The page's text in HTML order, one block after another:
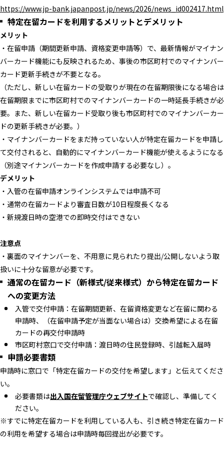
https://www.jp-bank.japanpost.jp/news/2026/news_id002417.html
特定在留カードを利用するメリットとデメリット
メリット
・在留申請（期間更新申請、資格変更申請等）で、最新情報がマイナン
バーカード機能にも反映されるため、事後の市区町村でのマイナンバー
カード更新手続きが不要となる。
（ただし、新しい在留カードの受取りが現在の在留期限後になる場合は
在留期限までに市区町村でのマイナンバーカードの一時延長手続きが必
要。また、新しい在留カード受取り後も市区町村でのマイナンバーカー
ドの更新手続きが必要。）
・マイナンバーカードをまだ持っていない人が特定在留カードを申請し
て交付されると、自動的にマイナンバーカード機能が使えるようになる
（別途マイナンバーカードを作成申請する必要なし）。
デメリット
​​​​・入管の在留申請オンラインシステムでは申請不可
・通常の在留カードより審査日数が10日程度長くなる
・新規渡日時の空港での即時交付はできない
注意点
・裏面のマイナンバーを、不用意に見られたり提出/公開しないよう取
扱いに十分な留意が必要です。
通常の在留カード（新様式/従来様式）から特定在留カード
への変更方法
入管で交付申請：在留期間更新、在留資格変更など在留に関わる
申請時、（在留申請予定が当面ない場合は）交換希望による在留
カードの再交付申請時
市区町村窓口で交付申請：渡日時の住民登録時、引越転入届時
申請必要書類
申請時に窓口で「特定在留カードの交付を希望します」と伝えてくださ
い。
必要書類は出入国在留管理庁ウェブサイトで確認し、準備してく
ださい。
※すでに特定在留カードを利用している人も、引き続き特定在留カード
の利用を希望する場合は申請時毎回提出が必要です。